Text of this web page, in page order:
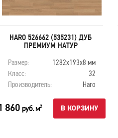
HARO 526662 (535231) ДУБ
ПРЕМИУМ НАТУР
Размер:
1282х193х8 мм
Класс:
32
Производитель:
Haro
860 руб. м2 В КОРЗИНУ